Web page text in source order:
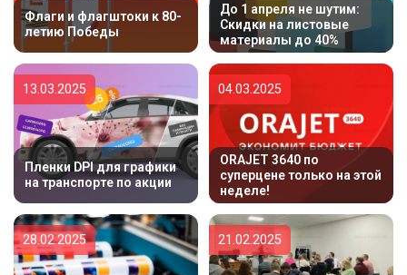
Флаги и флагштоки к 80-
летию Победы
До 1 апреля не шутим:
Скидки на листовые
материалы до 40%
Пленки DPI для графики
на транспорте по акции
13.03.2025
ORAJET 3640 по
суперцене только на этой
неделе!
04.03.2025
28.02.2025 21.02.2025